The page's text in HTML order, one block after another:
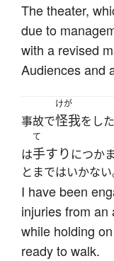
The theater,
due to
with a revised
Audiences and
事故で
けが
怪我をし
は
て
手すり につか
とまではいかない
I have been
injuries from an
while holding
ready to walk.